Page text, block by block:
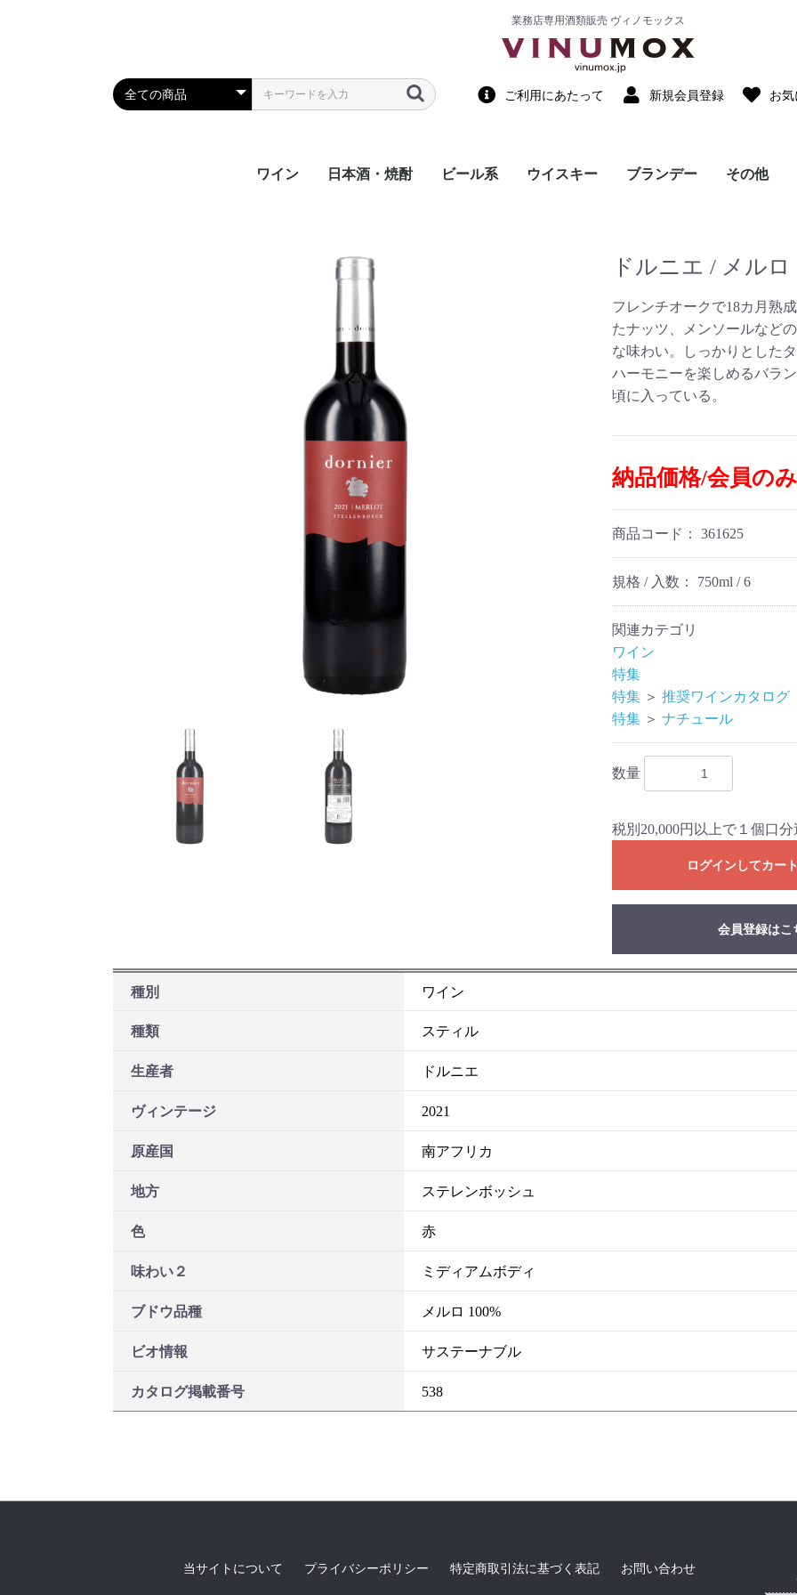
業務店専用酒類販売 ヴィノモックス
ご利用にあたって 新規会員登録 お
ワイン 日本酒・焼酎 ビール系 ウイスキー ブランデー その他
ドルニエ / メルロ
フレンチオークで18カ月熟
たナッツ、メンソールなど
な味わい。しっかりとした
ハーモニーを楽しめるバラ
頃に入っている。
納品価格/会員の
商品コード： 361625
規格 / 入数： 750ml / 6
関連カテゴリ
ワイン
特集
特集 ＞ 推奨ワインカタログ
特集 ＞ ナチュール
数量
税別20,000円以上で１個口
ログインしてカー
会員登録はこ
種別 ワイン
種類 スティル
生産者 ドルニエ
ヴィンテージ 2021
原産国 南アフリカ
地方 ステレンボッシュ
色 赤
味わい２ ミディアムボディ
ブドウ品種 メルロ 100%
ビオ情報 サステーナブル
カタログ掲載番号 538
当サイトについて プライバシーポリシー 特定商取引法に基づく表記 お問い合わせ